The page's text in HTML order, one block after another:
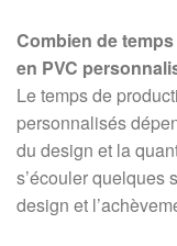
Combien de
en PVC
Le temps de
personnalisés
du design et la
s’écouler quelques
design et